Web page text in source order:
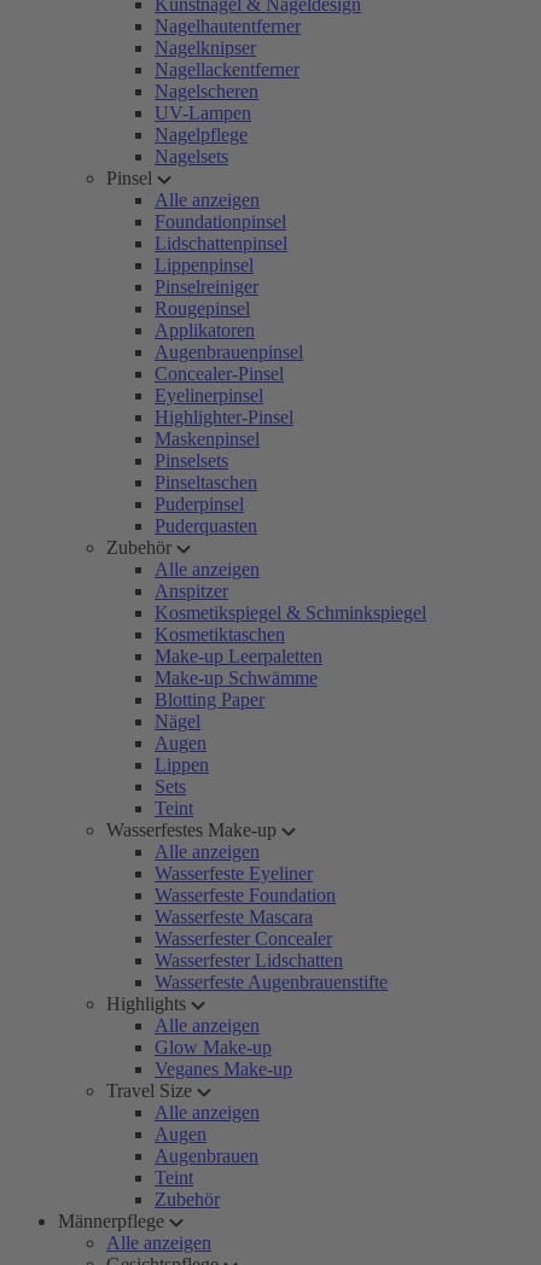
Kunstnägel & Nageldesign
Nagelhautentferner
Nagelknipser
Nagellackentferner
Nagelscheren
UV-Lampen
Nagelpflege
Nagelsets
Pinsel
Alle anzeigen
Foundationpinsel
Lidschattenpinsel
Lippenpinsel
Pinselreiniger
Rougepinsel
Applikatoren
Augenbrauenpinsel
Concealer-Pinsel
Eyelinerpinsel
Highlighter-Pinsel
Maskenpinsel
Pinselsets
Pinseltaschen
Puderpinsel
Puderquasten
Zubehör
Alle anzeigen
Anspitzer
Kosmetikspiegel & Schminkspiegel
Kosmetiktaschen
Make-up Leerpaletten
Make-up Schwämme
Blotting Paper
Nägel
Augen
Lippen
Sets
Teint
Wasserfestes Make-up
Alle anzeigen
Wasserfeste Eyeliner
Wasserfeste Foundation
Wasserfeste Mascara
Wasserfester Concealer
Wasserfester Lidschatten
Wasserfeste Augenbrauenstifte
Highlights
Alle anzeigen
Glow Make-up
Veganes Make-up
Travel Size
Alle anzeigen
Augen
Augenbrauen
Teint
Zubehör
Männerpflege
Alle anzeigen